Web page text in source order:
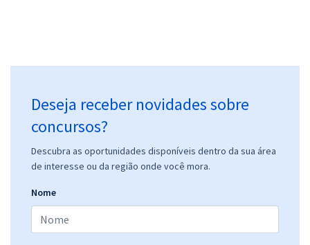
Deseja receber novidades sobre
concursos?
Descubra as oportunidades disponíveis dentro da sua área
de interesse ou da região onde você mora.
Nome